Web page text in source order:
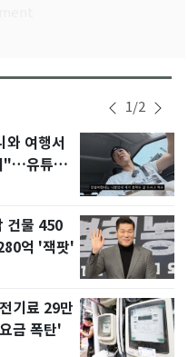
1/2
여행서
"…유튜브
건물 450
억 '잭팟'
기료 29만
금 폭탄'